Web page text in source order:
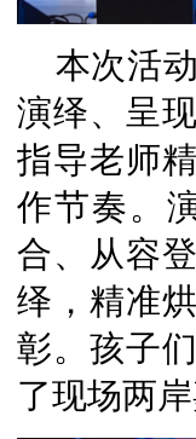
本次活
演绎、呈
指导老师
作节奏。
合、从容
绎，精准
彰。孩子
了现场两